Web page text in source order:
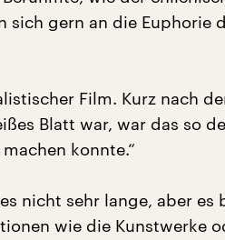
sich gern an die Euphorie
Film. Kurz nach
Blatt war, war das so
konnte.“
nicht sehr lange, aber es
wie die Kunstwerke